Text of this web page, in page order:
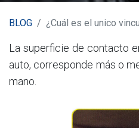
BLOG ¿Cuál es el unico
La superficie de contacto
auto, corresponde más o
mano.